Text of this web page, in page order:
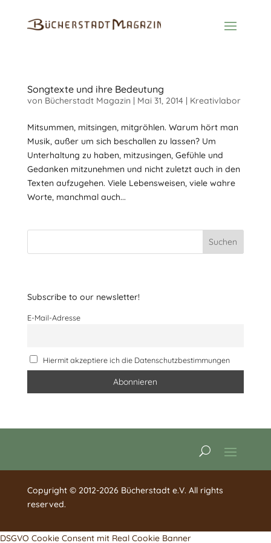
Songtexte und ihre Bedeutung
von Bücherstadt Magazin | Mai 31, 2014| Kreativlabor
Mitsummen, mitsingen, mitgröhlen. Warum hört man
Musik, außer um sich beschallen zu lassen? Um
Unterhaltung zu haben, mitzusingen, Gefühle und
Gedanken mitzunehmen und nicht zuletzt auch in den
Texten aufzugehen. Viele Lebensweisen, viele wahre
Worte, manchmal auch...
Suchen
Subscribe to our newsletter!
E-Mail-Adresse
Hiermit akzeptiere ich die Datenschutzbestimmungen
Copyright © 2012-2026 Bücherstadt e.V. All rights
reserved.
DSGVO Cookie Consent mit Real Cookie Banner